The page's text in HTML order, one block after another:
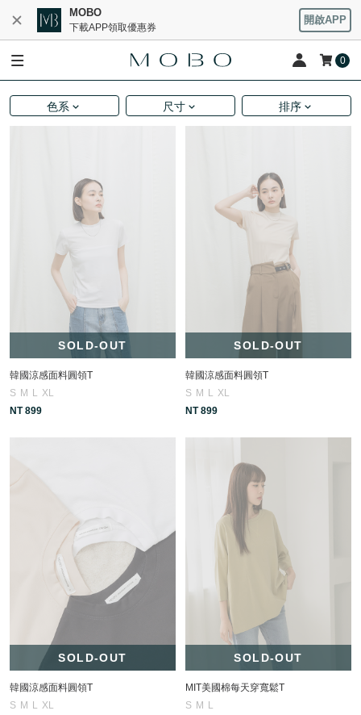
MOBO
下載APP領取優惠券
開啟APP
0
色系 尺寸 排序
SOLD-OUT
韓國涼感面料圓領T
S M L XL
NT 899
SOLD-OUT
韓國涼感面料圓領T
S M L XL
NT 899
SOLD-OUT
韓國涼感面料圓領T
S M L
XL
SOLD-OUT
MIT美國棉每天穿寬鬆T
S M L